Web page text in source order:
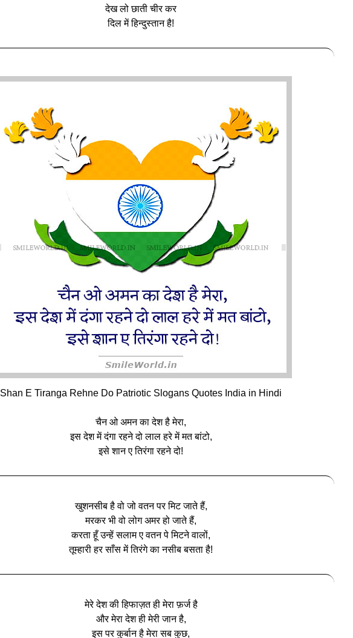
देख लो छाती चीर कर
दिल में हिन्दुस्तान है!
Shan E Tiranga Rehne Do Patriotic Slogans Quotes India in Hindi
चैन ओ अमन का देश है मेरा,
इस देश में दंगा रहने दो लाल हरे में मत बांटो,
इसे शान ए तिरंगा रहने दो!
खुशनसीब है वो जो वतन पर मिट जाते हैं,
मरकर भी वो लोग अमर हो जाते हैं,
करता हूँ उन्हें सलाम ए वतन पे मिटने वालों,
तूम्हारी हर साँस में तिरंगे का नसीब बसता है!
मेरे देश की हिफाज़त ही मेरा फ़र्ज है
और मेरा देश ही मेरी जान है,
इस पर कुर्बान है मेरा सब कुछ,